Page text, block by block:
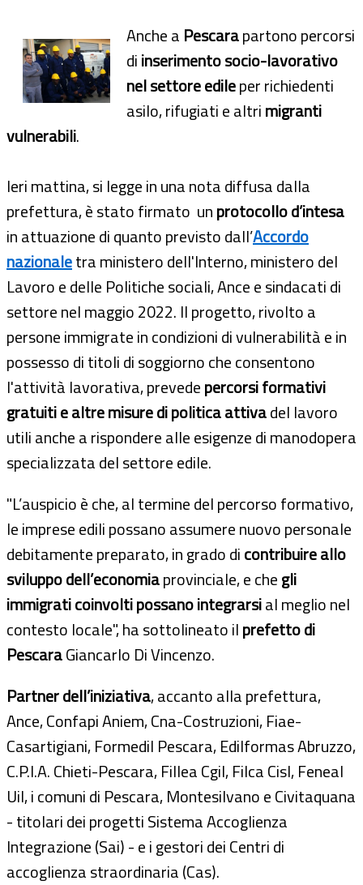
Anche a Pescarapartono percorsi
diinserimento socio-lavorativo
nel settore edileper richiedenti
asilo, rifugiati e altrimigranti
vulnerabili.
Ieri mattina, si legge in una nota diffusa dalla
prefettura, è stato firmato unprotocollo d’intesa
in attuazione di quanto previsto dall’Accordo
nazionaletra ministero dell'Interno, ministero del
Lavoro e delle Politiche sociali, Ance e sindacati di
settore nel maggio 2022. Il progetto, rivolto a
persone immigrate in condizioni di vulnerabilità e in
possesso di titoli di soggiorno che consentono
l'attività lavorativa, prevedepercorsi formativi
gratuiti e altre misure di politica attivadel lavoro
utili anche a rispondere alle esigenze di manodopera
specializzata del settore edile.
"L’auspicio è che, al termine del percorso formativo,
le imprese edili possano assumere nuovo personale
debitamente preparato, in grado dicontribuire allo
sviluppo dell’economiaprovinciale, e chegli
immigrati coinvolti possano integrarsial meglio nel
contesto locale", ha sottolineato ilprefetto di
PescaraGiancarlo Di Vincenzo.
Partner dell’iniziativa, accanto alla prefettura,
Ance, Confapi Aniem, Cna-Costruzioni, Fiae-
Casartigiani, Formedil Pescara, Edilformas Abruzzo,
C.P.I.A. Chieti-Pescara, Fillea Cgil, Filca Cisl, Feneal
Uil, i comuni di Pescara, Montesilvano e Civitaquana
- titolari dei progetti Sistema Accoglienza
Integrazione (Sai) - e i gestori dei Centri di
accoglienza straordinaria (Cas).